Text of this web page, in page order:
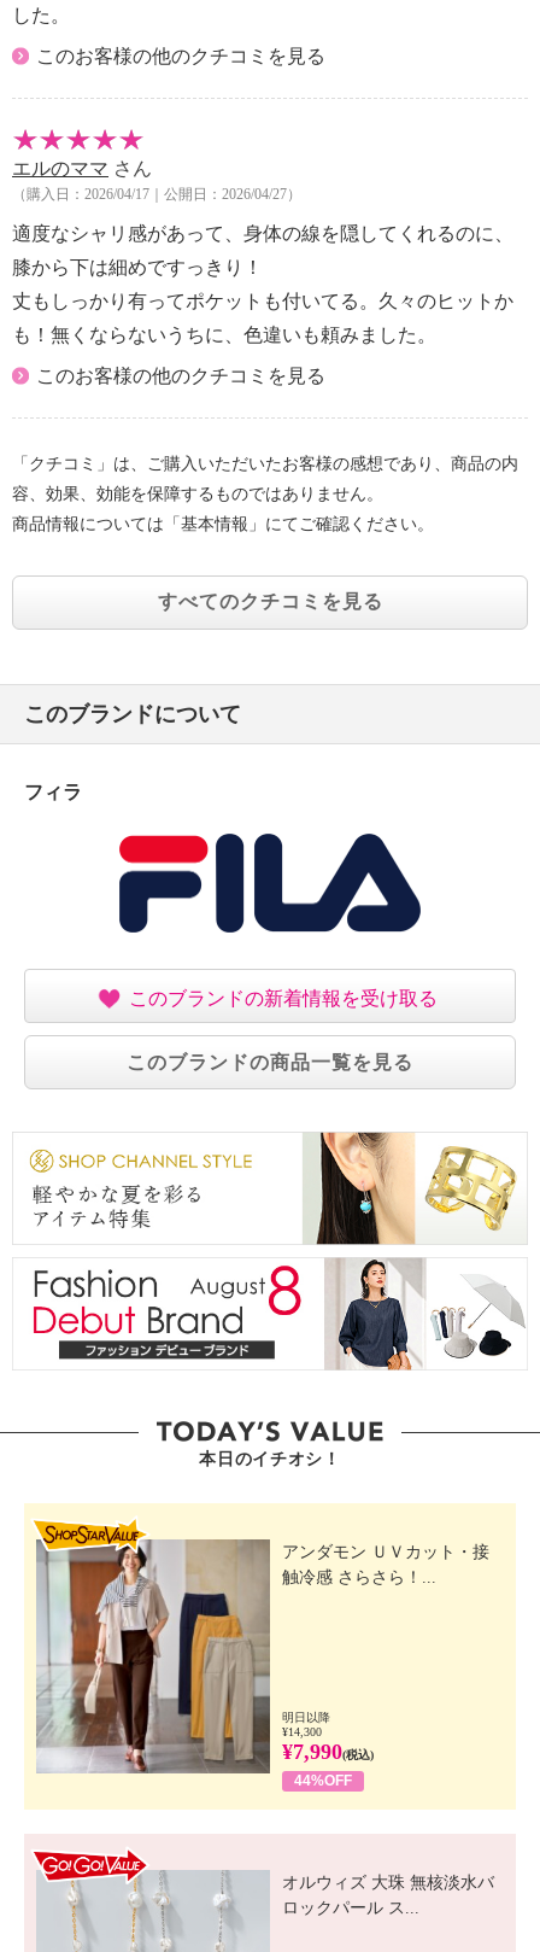
した。
このお客様の他のクチコミを見る
エルのママ さん
（購入日：2026/04/17｜公開日：2026/04/27）
適度なシャリ感があって、身体の線を隠してくれるのに、
膝から下は細めですっきり！
丈もしっかり有ってポケットも付いてる。久々のヒットか
も！無くならないうちに、色違いも頼みました。
このお客様の他のクチコミを見る
「クチコミ」は、ご購入いただいたお客様の感想であり、商品の内
容、効果、効能を保障するものではありません。
商品情報については「基本情報」にてご確認ください。
すべてのクチコミを見る
このブランドについて
フィラ
このブランドの新着情報を受け取る
このブランドの商品一覧を見る
本日のイチオシ！
アンダモン ＵＶカット・接
触冷感 さらさら！...
明日以降
¥14,300
¥7,990(税込)
44%OFF
オルウィズ 大珠 無核淡水バ
ロックパール ス...